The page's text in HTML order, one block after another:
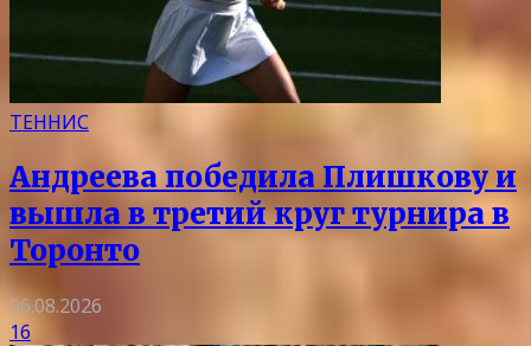
ТЕННИС
Андреева победила Плишкову и
вышла в третий круг турнира в
Торонто
06.08.2026
16